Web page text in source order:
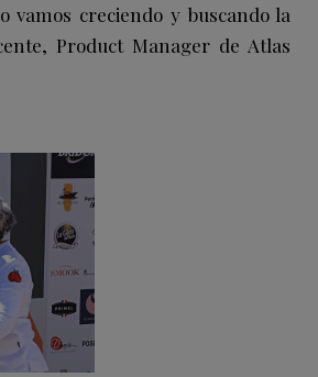
vamos creciendo y buscando la
Product Manager de Atlas